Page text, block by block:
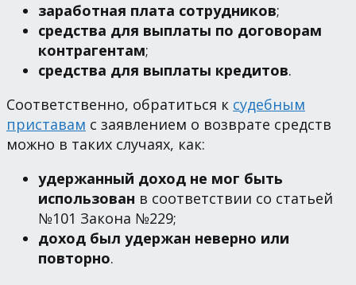
заработная плата сотрудников;
средства для выплаты по договорам
контрагентам;
средства для выплаты кредитов.
Соответственно, обратиться к судебным
приставам с заявлением о возврате средств
можно в таких случаях, как:
удержанный доход не мог быть
использован в соответствии со статьей
№101 Закона №229;
доход был удержан неверно или
повторно.